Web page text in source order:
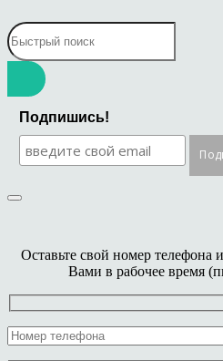
Подпишись!
Оставьте свой номер телефона
Вами в рабочее время